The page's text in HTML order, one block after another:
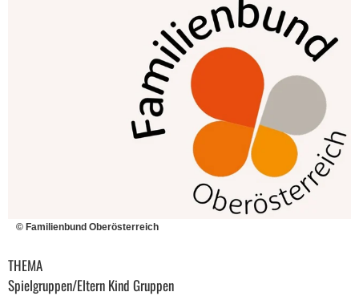
© Familienbund Oberösterreich
THEMA
Spielgruppen/Eltern Kind Gruppen